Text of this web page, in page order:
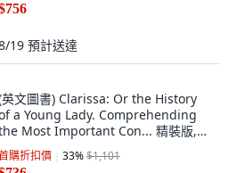
19 預計送達
文圖書) Clarissa: Or the History
a Young Lady. Comprehending
Most Important Con... 精裝版,
Gale Ecco, Print Editions, 英文
購折扣價 33%$1,101